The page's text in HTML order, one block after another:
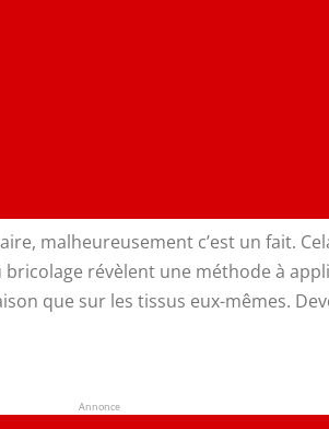
malheureusement c’est un fait.
révèlent une méthode à
que sur les tissus eux-mêmes.
Annonce